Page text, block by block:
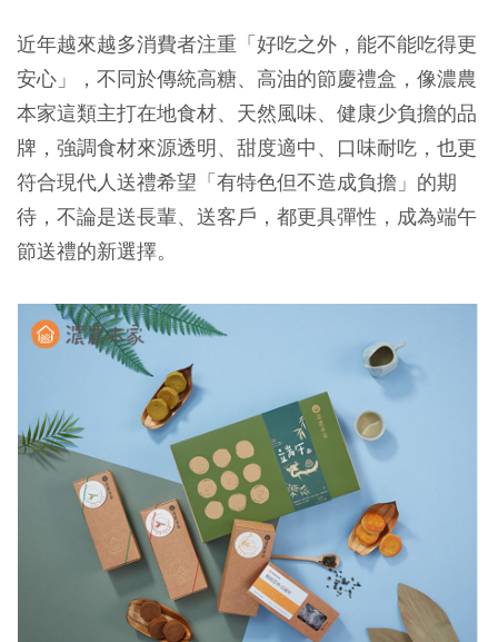
近年越來越多消費者注重「好吃之外，能不能吃得更
安心」，不同於傳統高糖、高油的節慶禮盒，像濃農
本家這類主打在地食材、天然風味、健康少負擔的品
牌，強調食材來源透明、甜度適中、口味耐吃，也更
符合現代人送禮希望「有特色但不造成負擔」的期
待，不論是送長輩、送客戶，都更具彈性，成為端午
節送禮的新選擇。